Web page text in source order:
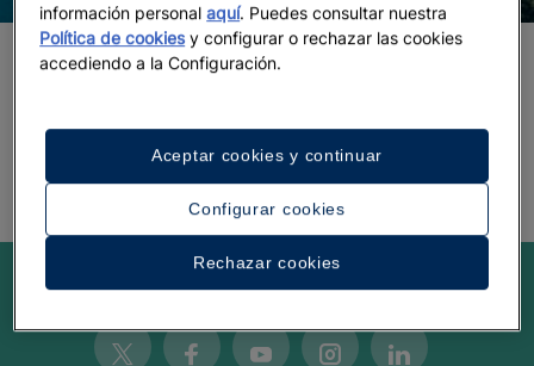
nunca
Be inspired
Twitter FacebookYoutubeInstagramLinkedin
información personalaquí. Puedes consultar nuestra
Política de cookiesy configurar o rechazar las cookies
accediendo a la Configuración.
Configurar cookies
Rechazar cookies
Aceptar cookies y continuar